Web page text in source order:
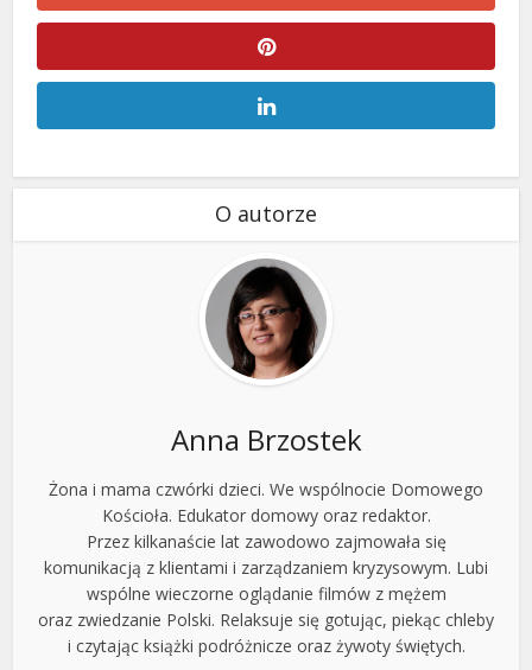
O autorze
Anna Brzostek
Żona i mama czwórki dzieci. We wspólnocie Domowego
Kościoła. Edukator domowy oraz redaktor.
Przez kilkanaście lat zawodowo zajmowała się
komunikacją z klientami i zarządzaniem kryzysowym. Lubi
wspólne wieczorne oglądanie filmów z mężem
oraz zwiedzanie Polski. Relaksuje się gotując, piekąc chleby
i czytając książki podróżnicze oraz żywoty świętych.